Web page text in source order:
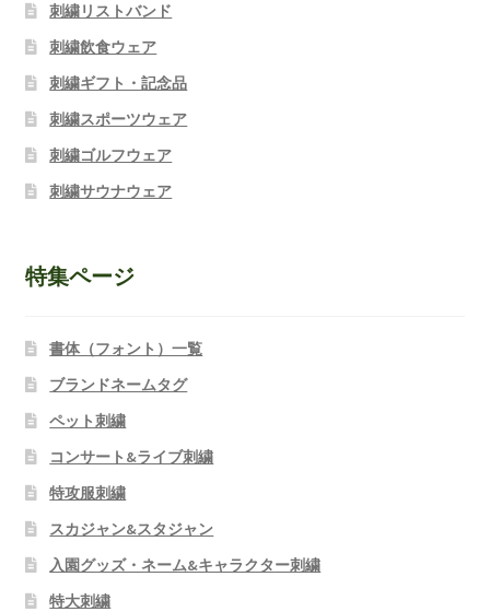
刺繍リストバンド
刺繍飲食ウェア
刺繍ギフト・記念品
刺繍スポーツウェア
刺繍ゴルフウェア
刺繍サウナウェア
特集ページ
書体（フォント）一覧
ブランドネームタグ
ペット刺繍
コンサート&ライブ刺繍
特攻服刺繍
スカジャン&スタジャン
入園グッズ・ネーム&キャラクター刺繍
特大刺繍